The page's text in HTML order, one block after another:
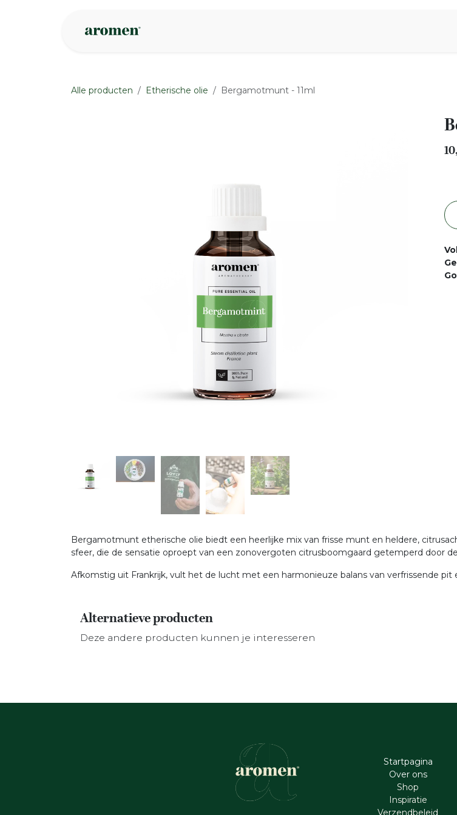
Alle producten Etherische olie Bergamotmunt - 11ml
Bergamotmunt etherische olie biedt een heerlijke mix van frisse munt en heldere,
sfeer, die de sensatie oproept van een zonovergoten citrusboomgaard getemperd door
Afkomstig uit Frankrijk, vult het de lucht met een harmonieuze balans van verfrissende pit
Alternatieve producten
Deze andere producten kunnen je interesseren
Startpagina
Ove​r​ ons
Shop
Inspiratie
Verzendbeleid